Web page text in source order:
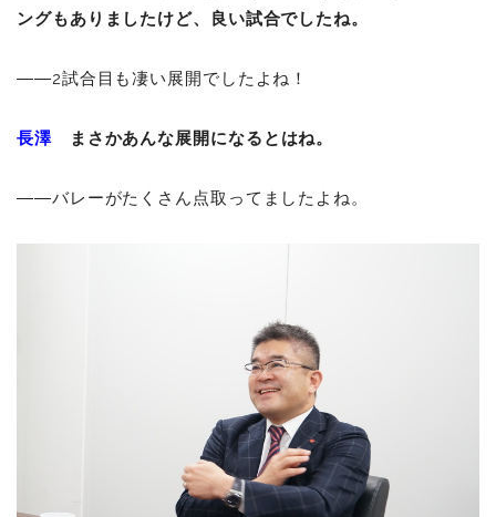
ングもありましたけど、良い試合でしたね。
――2試合目も凄い展開でしたよね！
長澤 まさかあんな展開になるとはね。
――バレーがたくさん点取ってましたよね。